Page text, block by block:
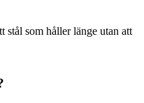
stål som håller länge utan att